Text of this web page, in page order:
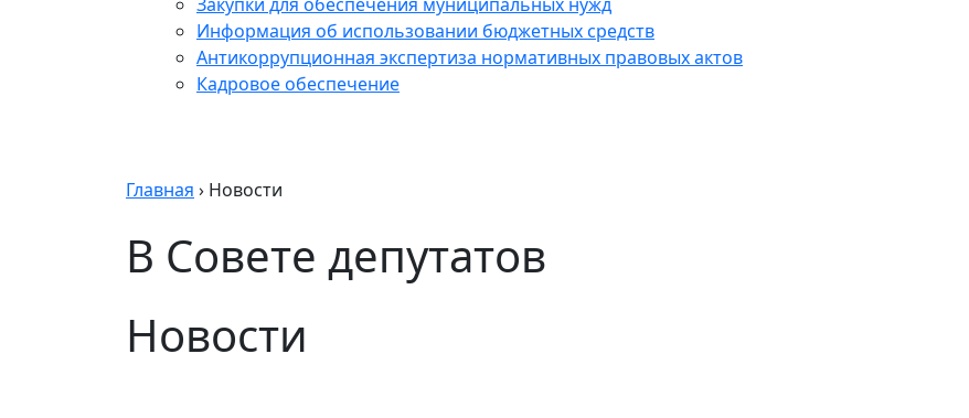
Информация об использовании бюджетных средств
Антикоррупционная экспертиза нормативных правовых актов
Кадровое обеспечение
Главная › Новости
В Совете депутатов
Новости